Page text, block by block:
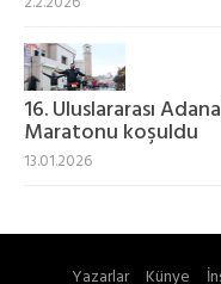
16. Uluslararası
Maratonu koşuldu
13.01.2026
Yazarlar Künye